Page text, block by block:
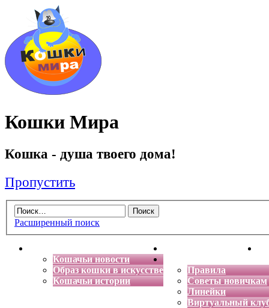
Кошки Мира
Кошка - душа твоего дома!
Пропустить
Расширенный поиск
Кошачьи новости
Образ кошки в искусстве
Кошачьи истории
Энциклопедия кошек
Правила
Советы новичкам
Линейки
Виртуальный